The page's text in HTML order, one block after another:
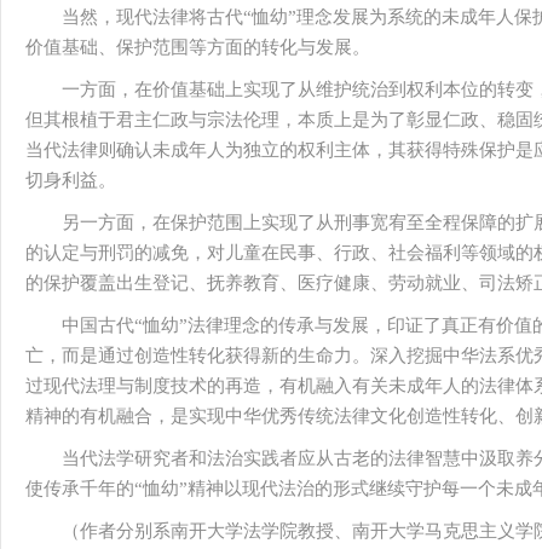
当然，现代法律将古代“恤幼”理念发展为系统的未成年人
价值基础、保护范围等方面的转化与发展。
一方面，在价值基础上实现了从维护统治到权利本位的转
但其根植于君主仁政与宗法伦理，本质上是为了彰显仁政、稳
当代法律则确认未成年人为独立的权利主体，其获得特殊保护
切身利益。
另一方面，在保护范围上实现了从刑事宽宥至全程保障的
的认定与刑罚的减免，对儿童在民事、行政、社会福利等领域
的保护覆盖出生登记、抚养教育、医疗健康、劳动就业、司法矫
中国古代“恤幼”法律理念的传承与发展，印证了真正有价
亡，而是通过创造性转化获得新的生命力。深入挖掘中华法系
过现代法理与制度技术的再造，有机融入有关未成年人的法律
精神的有机融合，是实现中华优秀传统法律文化创造性转化、创
当代法学研究者和法治实践者应从古老的法律智慧中汲取
使传承千年的“恤幼”精神以现代法治的形式继续守护每一个未成
（作者分别系南开大学法学院教授、南开大学马克思主义学